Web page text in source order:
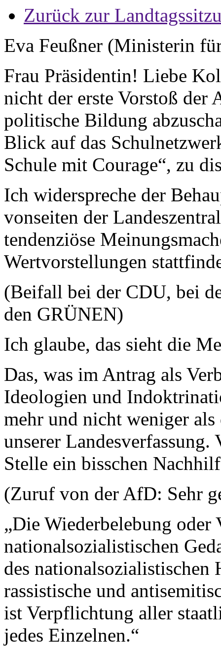
Zurück zur
Eva Feußner (Ministerin
Frau Präsidentin! Liebe
nicht der erste Vorstoß der
politische Bildung
Blick auf das
Schule mit Courage“, zu
Ich widerspreche der
vonseiten der
tendenziöse
Wertvorstellungen
(Beifall bei der CDU, bei
den GRÜNEN)
Ich glaube, das sieht die
Das, was im Antrag als
Ideologien und
mehr und nicht weniger
unserer
Stelle ein bisschen
(Zuruf von der AfD: Sehr
„Die Wiederbelebung oder
nationalsozialistischen
des nationalsozialistischen
rassistische und
ist Verpflichtung aller
jedes Einzelnen.“